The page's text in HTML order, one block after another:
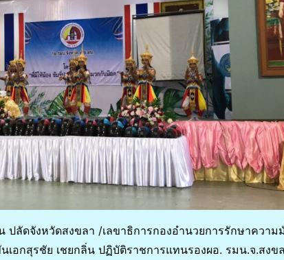
ลัดจังหวัดสงขลา /เลขาธิการกองอำนวยการรักษาความ
อกสุรชัย เชยกลิ่น ปฏิบัติราชการแทนรองผอ. รมน.จ.สงข